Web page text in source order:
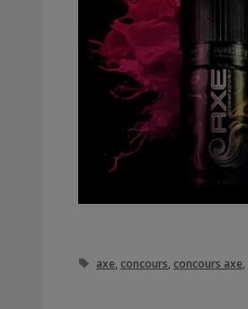
Étiquettes
axe concours concours axe